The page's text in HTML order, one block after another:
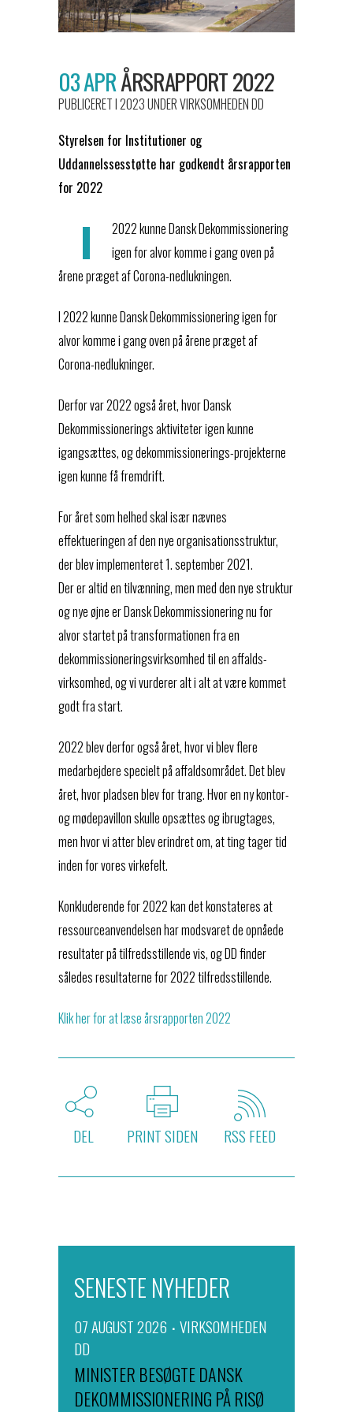
03 APRÅRSRAPPORT 2022
PUBLICERET I 2023UNDERVIRKSOMHEDEN DD
Styrelsen for Institutioner og
Uddannelssesstøtte har godkendt årsrapporten
for 2022
I
2022 kunne Dansk Dekommissionering
igen for alvor komme i gang oven på
årene præget af Corona-nedlukningen.
I 2022 kunne Dansk Dekommissionering igen for
alvor komme i gang oven på årene præget af
Corona-nedlukninger.
Derfor var 2022 også året, hvor Dansk
Dekommissionerings aktiviteter igen kunne
igangsættes, og dekommissionerings-projekterne
igen kunne få fremdrift.
For året som helhed skal især nævnes
effektueringen af den nye organisationsstruktur,
der blev implementeret 1. september 2021.
Der er altid en tilvænning, men med den nye struktur
og nye øjne er Dansk Dekommissionering nu for
alvor startet på transformationen fra en
dekommissioneringsvirksomhed til en affalds-
virksomhed, og vi vurderer alt i alt at være kommet
godt fra start.
2022 blev derfor også året, hvor vi blev flere
medarbejdere specielt på affaldsområdet. Det blev
året, hvor pladsen blev for trang. Hvor en ny kontor-
og mødepavillon skulle opsættes og ibrugtages,
men hvor vi atter blev erindret om, at ting tager tid
inden for vores virkefelt.
Konkluderende for 2022 kan det konstateres at
ressourceanvendelsen har modsvaret de opnåede
resultater på tilfredsstillende vis, og DD finder
således resultaterne for 2022 tilfredsstillende.
Klik her for at læse årsrapporten 2022
DEL PRINT SIDEN RSS FEED
SENESTE NYHEDER
07 AUGUST 2026
VIRKSOMHEDEN
DD
MINISTER BESØGTE DANSK
DEKOMMISSIONERING PÅ RISØ